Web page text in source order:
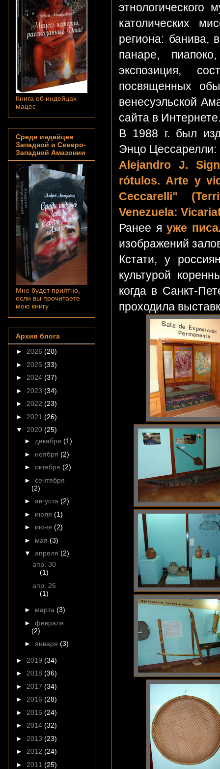
католических
региона: банива,
панаре,
экспозиция,
посвященных
венесуэльской
сайта в
B 1988 г. был
Энцо Цессарелли:
Alejandro J.
rótulos. Arte y
Ceccarelli"
Venezuela:
Ранее яуже
изображений
Кстати, у
культурой
когда в Санкт-
проходила
Книга об индейцах
мацес
Среди индейцев
Западной и Северо-
Западной Амазонии
Мне будет приятно,
если вы прочитаете
мою книгу
Архив блога
► 2026 (20)
► 2025 (33)
► 2024 (37)
► 2023 (34)
► 2022 (23)
► 2021 (26)
▼ 2020 (25)
► декабря (1)
► ноября (2)
► октября (2)
► сентября
(2)
► августа (2)
► июля (1)
► июня (2)
► мая (3)
▼ апреля (2)
апр. 30
(1)
апр. 26
(1)
► марта (3)
► февраля
(2)
► января (3)
► 2019 (34)
► 2018 (36)
► 2017 (34)
► 2016 (28)
► 2015 (24)
► 2014 (32)
► 2013 (23)
► 2012 (24)
► 2011 (25)